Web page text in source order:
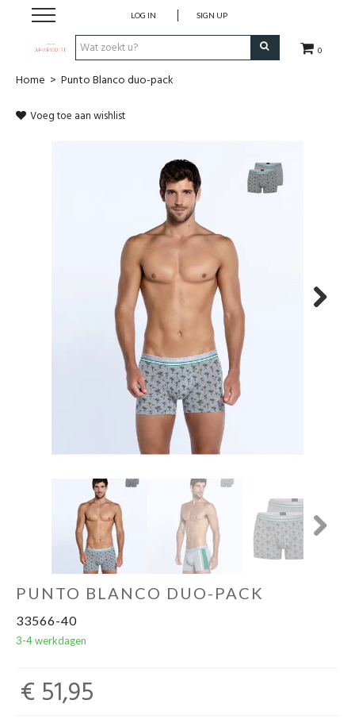
0
LOG IN SIGN UP
Home
Home > Punto Blanco duo-pack
Voeg toe aan wishlist
PUNTO BLANCO DUO-PACK
33566-40
3-4 werkdagen
€ 51,95